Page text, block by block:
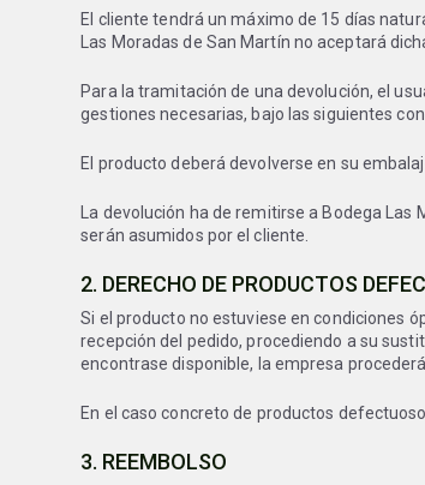
El cliente tendrá un máximo de 15 días
Las Moradas de San Martín no aceptará
Para la tramitación de una devolución, el
gestiones necesarias, bajo las siguientes
El producto deberá devolverse en su
La devolución ha de remitirse a Bodega Las
serán asumidos por el cliente.
2. DERECHO DE PRODUCTOS
Si el producto no estuviese en condiciones
recepción del pedido, procediendo a su
encontrase disponible, la empresa
En el caso concreto de productos
3. REEMBOLSO